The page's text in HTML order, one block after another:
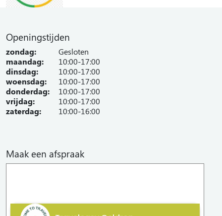
Openingstijden
zondag:
Gesloten
maandag:
10:00-17:00
dinsdag:
10:00-17:00
woensdag:
10:00-17:00
donderdag:
10:00-17:00
vrijdag:
10:00-17:00
zaterdag:
10:00-16:00
Maak een afspraak